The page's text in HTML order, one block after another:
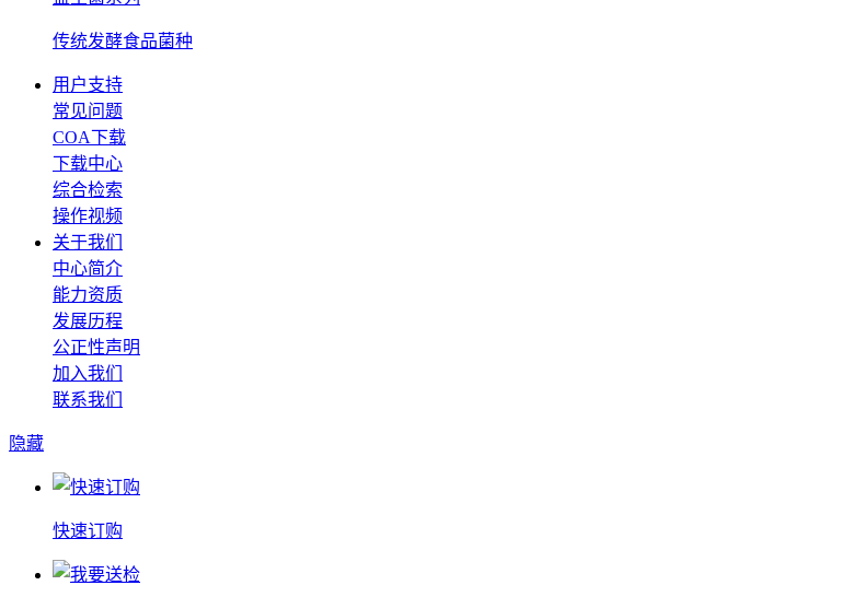
传统发酵食品菌种
用户支持
常见问题
COA下载
下载中心
综合检索
操作视频
关于我们
中心简介
能力资质
发展历程
公正性声明
加入我们
联系我们
隐藏
快速订购